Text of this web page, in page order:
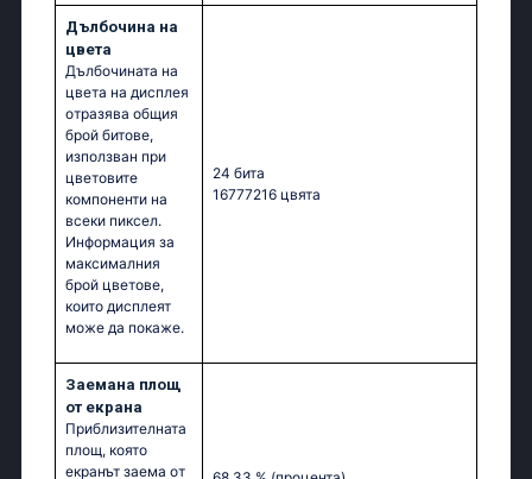
Дълбочина на
цвета
Дълбочината на
цвета на дисплея
отразява общия
брой битове,
използван при
цветовите
компоненти на
всеки пиксел.
Информация за
максималния
брой цветове,
които дисплеят
може да покаже.
24 бита
16777216 цвята
Заемана площ
от екрана
Приблизителната
площ, която
екранът заема от